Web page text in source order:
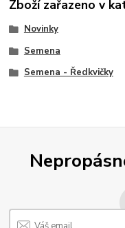
Zboží zařazeno v
Novinky
Semena
Semena - Ředkvičky